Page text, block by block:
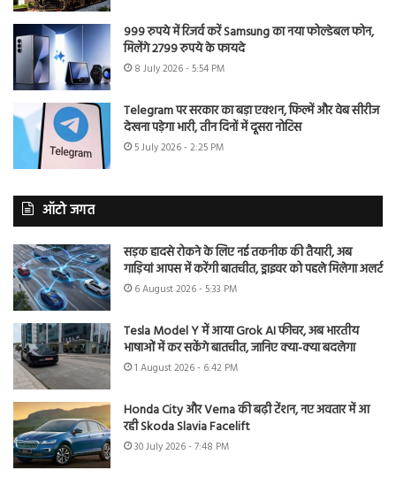
999 रुपये में रिजर्व करें Samsung का नया फोल्डेबल फोन,
मिलेंगे 2799 रुपये के फायदे
8 July 2026 - 5:54 PM
Telegram पर सरकार का बड़ा एक्शन, फिल्में और वेब सीरीज
देखना पड़ेगा भारी, तीन दिनों में दूसरा नोटिस
5 July 2026 - 2:25 PM
ऑटो जगत
सड़क हादसे रोकने के लिए नई तकनीक की तैयारी, अब
गाड़ियां आपस में करेंगी बातचीत, ड्राइवर को पहले मिलेगा अलर्ट
6 August 2026 - 5:33 PM
Tesla Model Y में आया Grok AI फीचर, अब भारतीय
भाषाओं में कर सकेंगे बातचीत, जानिए क्या-क्या बदलेगा
1 August 2026 - 6:42 PM
Honda City और Verna की बढ़ी टेंशन, नए अवतार में आ
रही Skoda Slavia Facelift
30 July 2026 - 7:48 PM